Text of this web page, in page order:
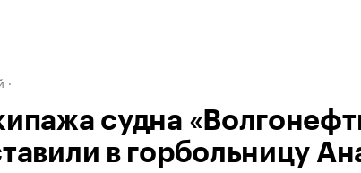
судна
в горбольницу